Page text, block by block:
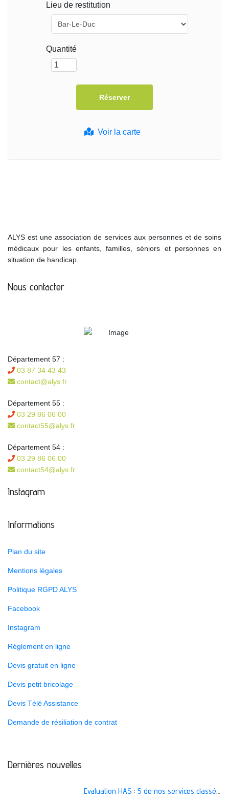
Voir la carte
Lieu de restitution
Quantité
ALYS est une association de services aux personnes et de soins
médicaux pour les enfants, familles, séniors et personnes en
situation de handicap.
Nous contacter
Département 57 :
03 87 34 43 43
contact@alys.fr
Département 55 :
03 29 86 06 00
contact55@alys.fr
Département 54 :
03 29 86 06 00
contact54@alys.fr
Instagram
Informations
Plan du site
Mentions légales
Politique RGPD ALYS
Facebook
Instagram
Réglement en ligne
Devis gratuit en ligne
Devis petit bricolage
Devis Télé Assistance
Demande de résiliation de contrat
Dernières nouvelles
Evaluation HAS : 5 de nos services classés A